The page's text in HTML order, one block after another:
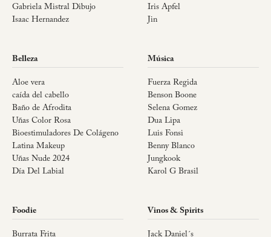
Gabriela Mistral Dibujo
Isaac Hernandez
Iris Apfel
Jin
Belleza
Aloe vera
caída del cabello
Baño de Afrodita
Uñas Color Rosa
Bioestimuladores De Colágeno
Latina Makeup
Uñas Nude 2024
Día Del Labial
Música
Fuerza Regida
Benson Boone
Selena Gomez
Dua Lipa
Luis Fonsi
Benny Blanco
Jungkook
Karol G Brasil
Foodie
Burrata Frita
Vinos & Spirits
Jack Daniel´s